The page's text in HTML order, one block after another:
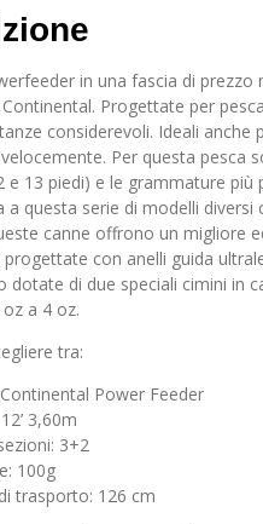
in una fascia di
Progettate per
considerevoli. Ideali anche
Per questa pesca
e 13 piedi) e le grammature più
a questa serie di modelli diversi
canne offrono un migliore
con anelli guida
dotate di due speciali cimini in
a 4 oz.
tra:
Power Feeder
3,60m
3+2
100g
trasporto: 126 cm